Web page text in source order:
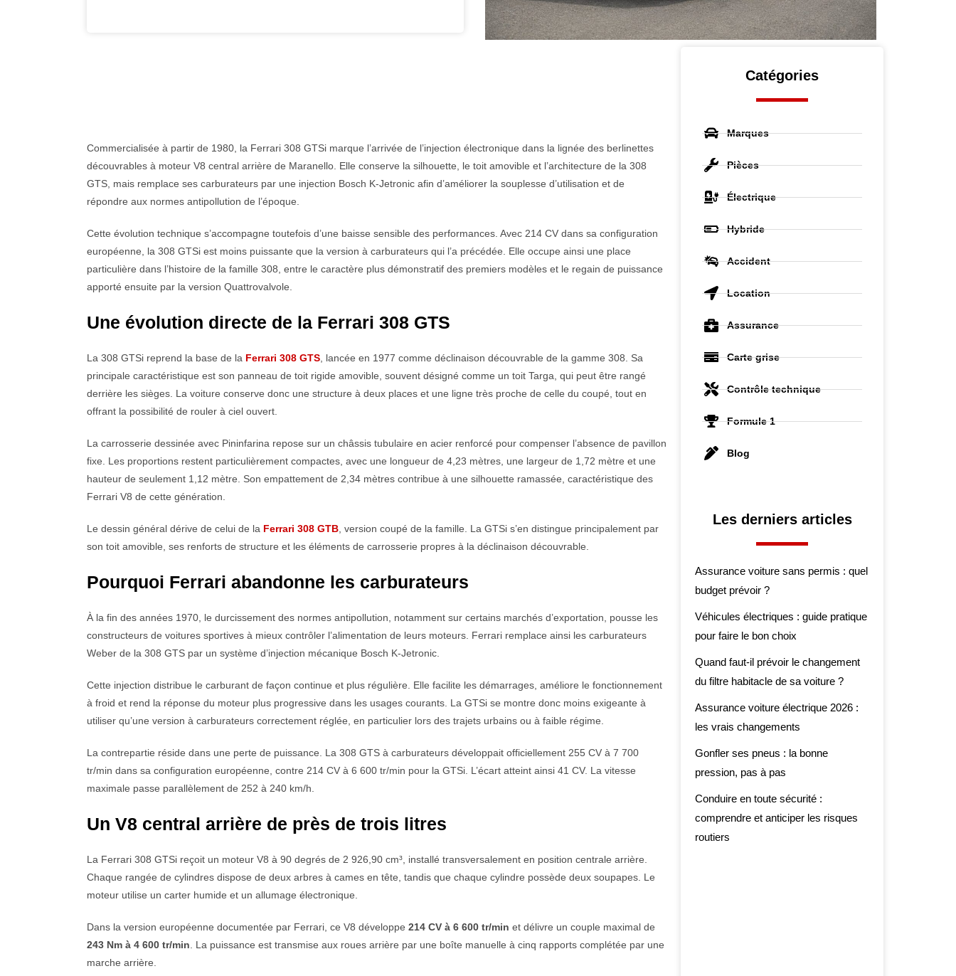
Commercialisée à partir de 1980, la Ferrari 308 GTSi marque l’arrivée de l’injection électronique dans la lignée des berlinettes
découvrables à moteur V8 central arrière de Maranello. Elle conserve la silhouette, le toit amovible et l’architecture de la 308
GTS, mais remplace ses carburateurs par une injection Bosch K-Jetronic afin d’améliorer la souplesse d’utilisation et de
répondre aux normes antipollution de l’époque.
Cette évolution technique s’accompagne toutefois d’une baisse sensible des performances. Avec 214 CV dans sa configuration
européenne, la 308 GTSi est moins puissante que la version à carburateurs qui l’a précédée. Elle occupe ainsi une place
particulière dans l’histoire de la famille 308, entre le caractère plus démonstratif des premiers modèles et le regain de puissance
apporté ensuite par la version Quattrovalvole.
Une évolution directe de la Ferrari 308 GTS
La 308 GTSi reprend la base de la Ferrari 308 GTS , lancée en 1977 comme déclinaison découvrable de la gamme 308. Sa
principale caractéristique est son panneau de toit rigide amovible, souvent désigné comme un toit Targa, qui peut être rangé
derrière les sièges. La voiture conserve donc une structure à deux places et une ligne très proche de celle du coupé, tout en
offrant la possibilité de rouler à ciel ouvert.
La carrosserie dessinée avec Pininfarina repose sur un châssis tubulaire en acier renforcé pour compenser l’absence de pavillon
fixe. Les proportions restent particulièrement compactes, avec une longueur de 4,23 mètres, une largeur de 1,72 mètre et une
hauteur de seulement 1,12 mètre. Son empattement de 2,34 mètres contribue à une silhouette ramassée, caractéristique des
Ferrari V8 de cette génération.
Le dessin général dérive de celui de la Ferrari 308 GTB , version coupé de la famille. La GTSi s’en distingue principalement par
son toit amovible, ses renforts de structure et les éléments de carrosserie propres à la déclinaison découvrable.
Pourquoi Ferrari abandonne les carburateurs
À la fin des années 1970, le durcissement des normes antipollution, notamment sur certains marchés d’exportation, pousse les
constructeurs de voitures sportives à mieux contrôler l’alimentation de leurs moteurs. Ferrari remplace ainsi les carburateurs
Weber de la 308 GTS par un système d’injection mécanique Bosch K-Jetronic.
Cette injection distribue le carburant de façon continue et plus régulière. Elle facilite les démarrages, améliore le fonctionnement
à froid et rend la réponse du moteur plus progressive dans les usages courants. La GTSi se montre donc moins exigeante à
utiliser qu’une version à carburateurs correctement réglée, en particulier lors des trajets urbains ou à faible régime.
La contrepartie réside dans une perte de puissance. La 308 GTS à carburateurs développait officiellement 255 CV à 7 700
tr/min dans sa configuration européenne, contre 214 CV à 6 600 tr/min pour la GTSi. L’écart atteint ainsi 41 CV. La vitesse
maximale passe parallèlement de 252 à 240 km/h.
Un V8 central arrière de près de trois litres
La Ferrari 308 GTSi reçoit un moteur V8 à 90 degrés de 2 926,90 cm³, installé transversalement en position centrale arrière.
Chaque rangée de cylindres dispose de deux arbres à cames en tête, tandis que chaque cylindre possède deux soupapes. Le
moteur utilise un carter humide et un allumage électronique.
Dans la version européenne documentée par Ferrari, ce V8 développe 214 CV à 6 600 tr/min et délivre un couple maximal de
243 Nm à 4 600 tr/min . La puissance est transmise aux roues arrière par une boîte manuelle à cinq rapports complétée par une
marche arrière.
Catégories
Marques
Pièces
Électrique
Hybride
Accident
Location
Assurance
Carte grise
Contrôle technique
Formule 1
Blog
Les derniers articles
Assurance voiture sans permis : quel
budget prévoir ?
Véhicules électriques : guide pratique
pour faire le bon choix
Quand faut-il prévoir le changement
du filtre habitacle de sa voiture ?
Assurance voiture électrique 2026 :
les vrais changements
Gonfler ses pneus : la bonne
pression, pas à pas
Conduire en toute sécurité :
comprendre et anticiper les risques
routiers